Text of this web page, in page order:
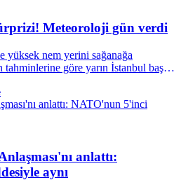
Meteoroloji gün verdi
yüksek nem yerini sağanağa
göre yarın İstanbul başta
anlattı:
aynı